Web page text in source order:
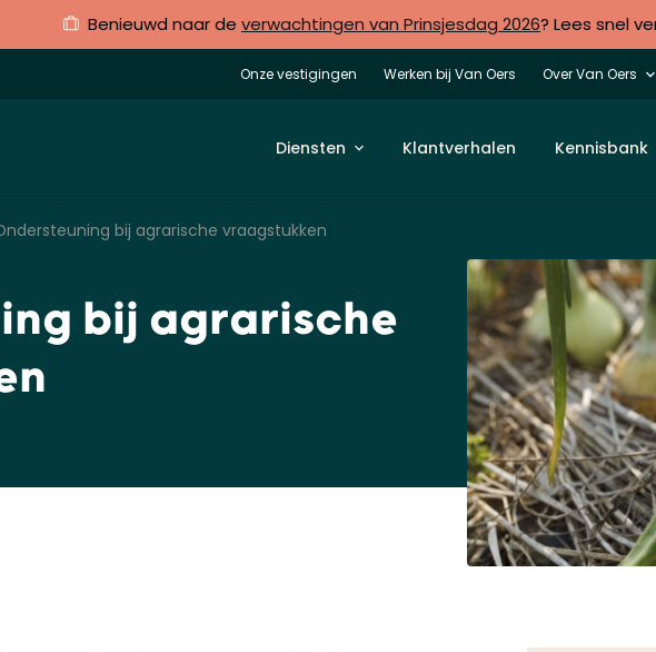
Benieuwd naar de verwachtingen van Prinsjesdag 2026? Lees snel
Onze vestigingen Werken bij Van Oers Over Van Oers
Diensten Klantverhalen Kennisbank
bij agrarische vraagstukken
bij agrarische